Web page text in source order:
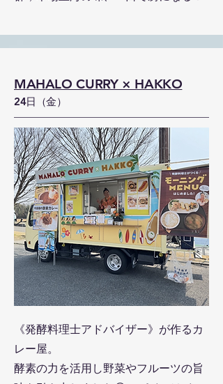
MAHALO CURRY × HAKKO
24日（金）
《発酵料理士アドバイザー》が作るカ
レー屋。
酵素の力を活用し野菜やフルーツの旨